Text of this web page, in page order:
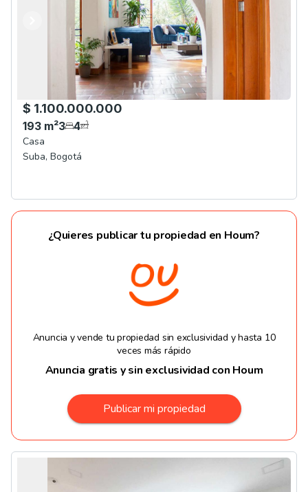
Anterior
Siguiente
$ 1.100.000.000
193 m²3 4
Casa
Suba, Bogotá
¿Quieres publicar tu propiedad en Houm?
Anuncia y vende tu propiedad sin exclusividad y hasta 10
veces más rápido
Anuncia gratis y sin exclusividad con Houm
Publicar mi propiedad